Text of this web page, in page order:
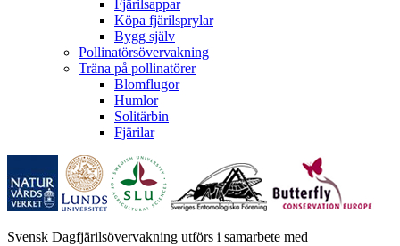
Fjärilsappar
Köpa fjärilsprylar
Bygg själv
Pollinatörsövervakning
Träna på pollinatörer
Blomflugor
Humlor
Solitärbin
Fjärilar
Svensk Dagfjärilsövervakning utförs i samarbete med